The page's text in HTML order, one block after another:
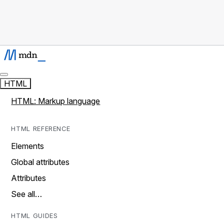
HTML
HTML: Markup language
HTML REFERENCE
Elements
Global attributes
Attributes
See all…
HTML GUIDES